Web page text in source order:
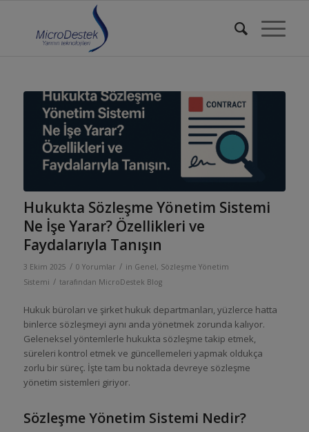
Hukukta Sözleşme Yönetim Sistemi
Ne İşe Yarar? Özellikleri ve
Faydalarıyla Tanışın
3 Ekim 2025 / 0 Yorumlar / in Genel, Sözleşme Yönetim
Sistemi / tarafından MicroDestek Blog
Hukuk büroları ve şirket hukuk departmanları, yüzlerce hatta
binlerce sözleşmeyi aynı anda yönetmek zorunda kalıyor.
Geleneksel yöntemlerle hukukta sözleşme takip etmek,
süreleri kontrol etmek ve güncellemeleri yapmak oldukça
zorlu bir süreç. İşte tam bu noktada devreye sözleşme
yönetim sistemleri giriyor.
Sözleşme Yönetim Sistemi Nedir?